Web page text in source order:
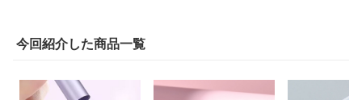
今回紹介した商品一覧